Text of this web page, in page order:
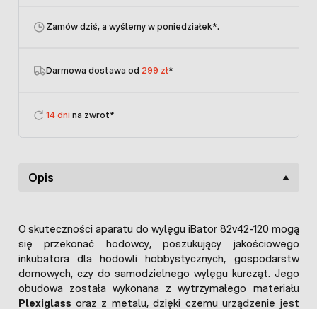
Zamów dziś, a wyślemy w poniedziałek*.
Darmowa dostawa od 299 zł*
14 dni na zwrot*
Opis
O skuteczności aparatu do wylęgu iBator 82v42-120 mogą
się przekonać hodowcy, poszukujący jakościowego
inkubatora dla hodowli hobbystycznych, gospodarstw
domowych, czy do samodzielnego wylęgu kurcząt. Jego
obudowa została wykonana z wytrzymałego materiału
Plexiglass oraz z metalu, dzięki czemu urządzenie jest